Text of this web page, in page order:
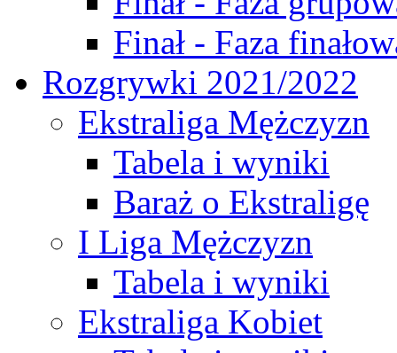
Finał - Faza
Rozgrywki 2021/2022
Ekstraliga Mężczyzn
Tabela i wyniki
Baraż o Ekstraligę
I Liga Mężczyzn
Tabela i wyniki
Ekstraliga Kobiet